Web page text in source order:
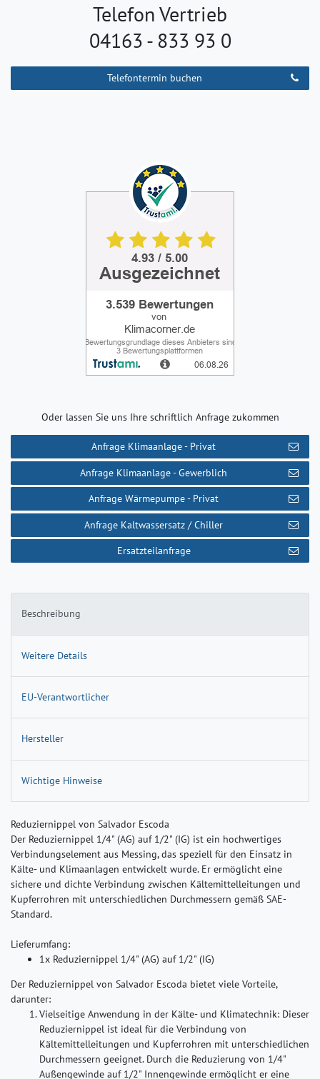
Beschreibung
Weitere Details
EU-Verantwortlicher
Hersteller
Wichtige Hinweise
Reduziernippel von Salvador Escoda
Der Reduziernippel 1/4" (AG) auf 1/2" (IG) ist ein hochwertiges
Verbindungselement aus Messing, das speziell für den Einsatz in
Kälte- und Klimaanlagen entwickelt wurde. Er ermöglicht eine
sichere und dichte Verbindung zwischen Kältemittelleitungen und
Kupferrohren mit unterschiedlichen Durchmessern gemäß SAE-
Standard.
Lieferumfang:
1x Reduziernippel 1/4" (AG) auf 1/2" (IG)
Der Reduziernippel von Salvador Escoda bietet viele Vorteile,
darunter:
Vielseitige Anwendung in der Kälte- und Klimatechnik: Dieser
Reduziernippel ist ideal für die Verbindung von
Kältemittelleitungen und Kupferrohren mit unterschiedlichen
Durchmessern geeignet. Durch die Reduzierung von 1/4"
Außengewinde auf 1/2" Innengewinde ermöglicht er eine
Telefon Vertrieb
04163 - 833 93 0
Telefontermin buchen
Oder lassen Sie uns Ihre schriftlich Anfrage zukommen
Anfrage Klimaanlage - Privat
Anfrage Klimaanlage - Gewerblich
Anfrage Wärmepumpe - Privat
Anfrage Kaltwassersatz / Chiller
Ersatzteilanfrage